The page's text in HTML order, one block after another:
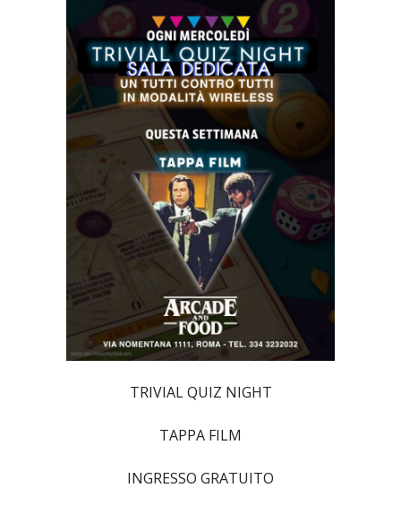
TRIVIAL QUIZ NIGHT
TAPPA FILM
INGRESSO GRATUITO